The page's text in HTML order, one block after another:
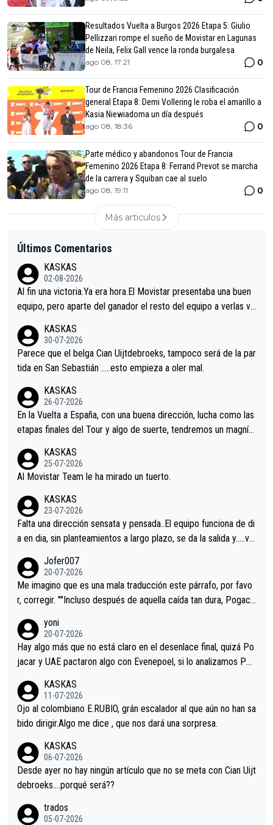
Resultados Vuelta a Burgos 2026 Etapa 5: Giulio
Pellizzari rompe el sueño de Movistar en Lagunas
de Neila, Felix Gall vence la ronda burgalesa
ago 08, 17:21 0
Tour de Francia Femenino 2026 Clasificación
general Etapa 8: Demi Vollering le roba el amarillo a
Kasia Niewiadoma un día después
ago 08, 18:36 0
Parte médico y abandonos Tour de Francia
Femenino 2026 Etapa 8: Ferrand Prevot se marcha
de la carrera y Squiban cae al suelo
ago 08, 19:11 0
Más articulos
Últimos Comentarios
KASKAS
02-08-2026
Al fin una victoria.Ya era hora.El Movistar presentaba una buen
equipo, pero aparte del ganador el resto del equipo a verlas ve
s.La única buena noticia es la mejoría de Enric Más en San Seb
astian.Si en la Vuelta a Burgos sigue la mejoría, podríamos ten
er alguna sorpresa en la Vuelta.Ojalá.
KASKAS
30-07-2026
Parece que el belga Cian Uijtdebroeks, tampoco será de la par
tida en San Sebastián …..esto empieza a oler mal.
KASKAS
26-07-2026
En la Vuelta a España, con una buena dirección, lucha como las
etapas finales del Tour y algo de suerte, tendremos un magnífi
KASKAS
25-07-2026
Al Movistar Team le ha mirado un tuerto.
KASKAS
23-07-2026
Falta una dirección sensata y pensada..El equipo funciona de di
a en dia, sin planteamientos a largo plazo, se da la salida y…..ve
Minguez, Velez etc etc.Me da pena vivir estos momentos tan
tristes sin victorias.
Jofer007
20-07-2026
Me imagino que es una mala traducción este párrafo, por favo
r, corregir. ""Incluso después de aquella caída tan dura, Pogaca
permaneció pegado a su rueda. Parecía increíble la forma en l
a que era capaz de controlar el miedo", recordó."
yoni
20-07-2026
Hay algo más que no está claro en el desenlace final, quizá Po
jacar y UAE pactaron algo con Evenepoel, si lo analizamos Poj
i sin pedalear, luego está el saludo con Evenepoel dándose la
mano de una manera muy fraternal, más allá de los típicos toqu
es en el hombro con que saludaba a Vingegard. Ahí hubo una in
eta, a ver si por querer poner a Del Toro con calzador en posi
ción de podio UAE y Pojacar se van complicar el tour.
KASKAS
11-07-2026
Ojo al colombiano E.RUBIO, grán escalador al que aún no han sa
bido dirigir.Algo me dice , que nos dará una sorpresa.
KASKAS
06-07-2026
Desde ayer no hay ningún artículo que no se meta con Cian Uijt
debroeks….porqué será??
trados
05-07-2026